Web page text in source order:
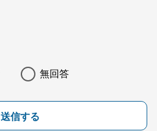
無回答
送信する